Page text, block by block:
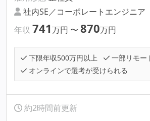
社内SE／コーポレートエンジニア
年収 741万円 〜 870万円
下限年収500万円以上
一部リモー
オンラインで選考が受けられる
約2時間前更新